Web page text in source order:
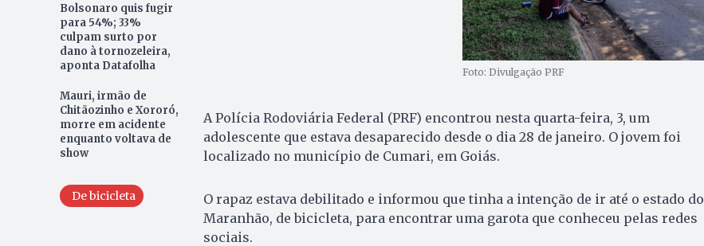
Bolsonaro quis fugir
para 54%; 33%
culpam surto por
dano à tornozeleira,
aponta Datafolha
Mauri, irmão de
Chitãozinho e Xororó,
morre em acidente
enquanto voltava de
show
De bicicleta
Foto: Divulgação PRF
A Polícia Rodoviária Federal (PRF) encontrou nesta quarta-feira, 3, um
adolescente que estava desaparecido desde o dia 28 de janeiro. O jovem foi
localizado no município de Cumari, em Goiás.
O rapaz estava debilitado e informou que tinha a intenção de ir até o estado do
Maranhão, de bicicleta, para encontrar uma garota que conheceu pelas redes
sociais.